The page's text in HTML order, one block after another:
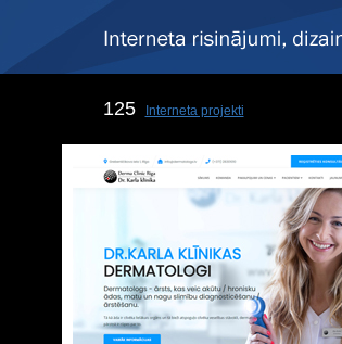
125 Interneta projekti